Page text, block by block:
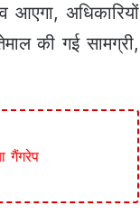
अधिकारियों
की गई सामग्री,
गैंगरेप